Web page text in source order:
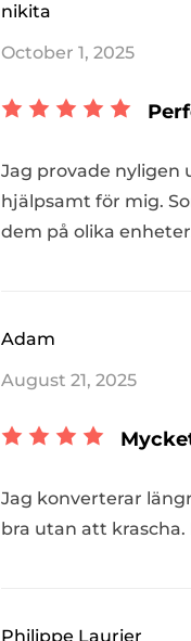
nikita
October 1, 2025
Jag provade nyligen
hjälpsamt för mig.
dem på olika
Adam
August 21, 2025
Jag konverterar
bra utan att
Philippe Laurier